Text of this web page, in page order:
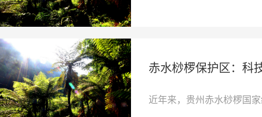
赤水桫椤保护区：科
近年来，贵州赤水桫椤国